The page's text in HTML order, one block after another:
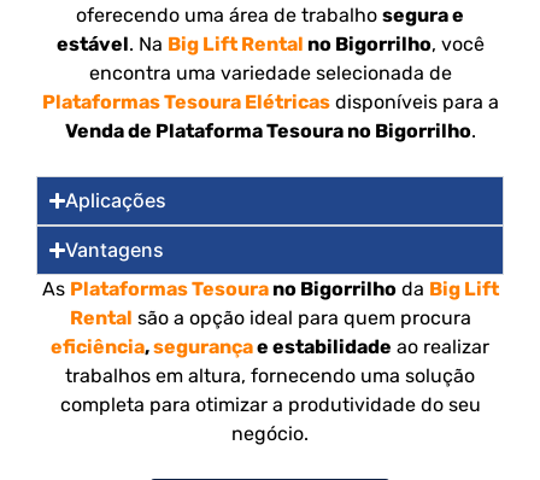
oferecendo uma área de trabalho segura e
estável. Na Big Lift Rental no Bigorrilho, você
encontra uma variedade selecionada de
Plataformas Tesoura Elétricasdisponíveis para a
Venda de Plataforma Tesoura no Bigorrilho.
Aplicações
Vantagens
As Plataformas Tesourano Bigorrilhoda Big Lift
Rental são a opção ideal para quem procura
eficiência,segurançae estabilidade ao realizar
trabalhos em altura, fornecendo uma solução
completa para otimizar a produtividade do seu
negócio.